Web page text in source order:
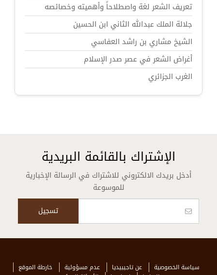
تعريف الشعر لغة واصطلاحاً وأهميته وخصائصه
جلالة الملك عبدالله الثاني ابن الحسين
الشيخ مشاري بن راشد العفاسي
أغراض الشعر في عصر صدر الإسلام
الغرب الجزائري
الإشتراك بالقائمة البريدية
أدخل بريدك الالكتروني للاشتراك في الرسالة الإخبارية
للموسوعة
سياسة الخصوصية عن تاجيبيديا عدم مسؤولية
خارطة الموقع